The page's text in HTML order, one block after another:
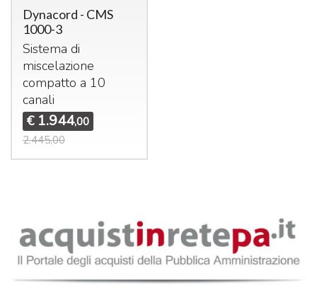
Dynacord - CMS
1000-3
Sistema di
miscelazione
compatto a 10
canali
€ 1.944,00
2.445,00